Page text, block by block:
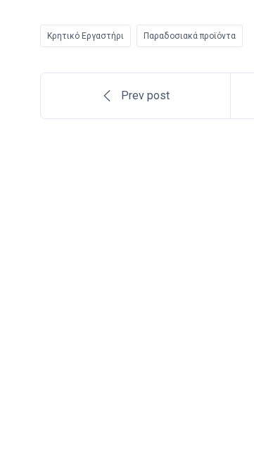
Κρητικό Εργαστήρι Παραδοσιακά προϊόντα
Prev post